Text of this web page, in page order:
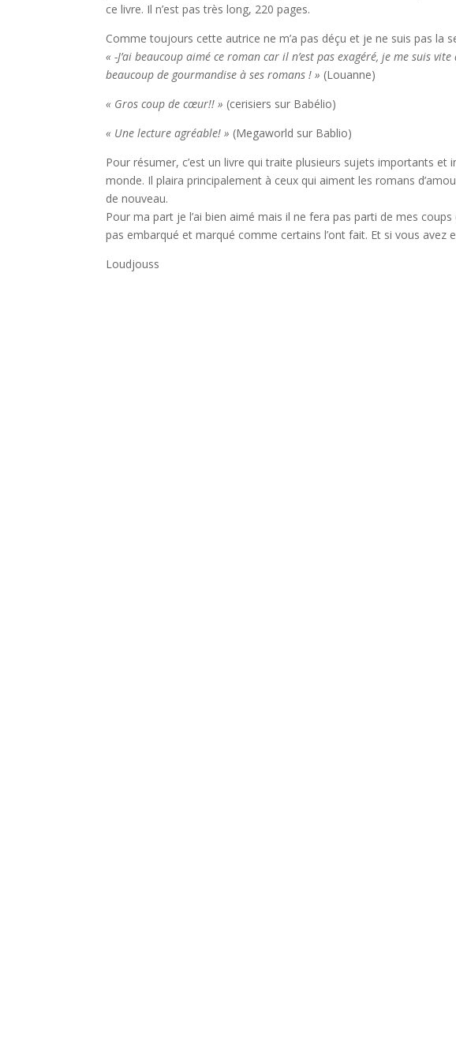
ce livre. Il n’est pas très long, 220 pages.
Comme toujours cette autrice ne m’a pas déçu et je ne suis pas la
« -J’ai beaucoup aimé ce roman car il n’est pas exagéré, je me suis
beaucoup de gourmandise à ses romans ! » (Louanne)
« Gros coup de cœur!! » (cerisiers sur Babélio)
« Une lecture agréable! » (Megaworld sur Bablio)
Pour résumer, c’est un livre qui traite plusieurs sujets importants et
monde. Il plaira principalement à ceux qui aiment les romans
de nouveau.
Pour ma part je l’ai bien aimé mais il ne fera pas parti de mes
pas embarqué et marqué comme certains l’ont fait. Et si vous avez
Loudjouss